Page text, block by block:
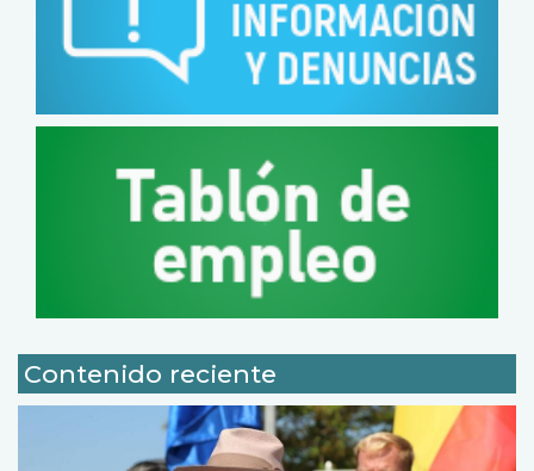
Contenido reciente